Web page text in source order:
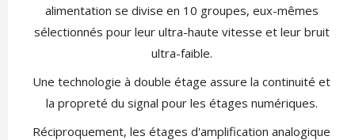
alimentation se divise en 10 groupes, eux-mêmes
sélectionnés pour leur ultra-haute vitesse et leur bruit
ultra-faible.
Une technologie à double étage assure la continuité et
la propreté du signal pour les étages numériques.
Réciproquement, les étages d'amplification analogique